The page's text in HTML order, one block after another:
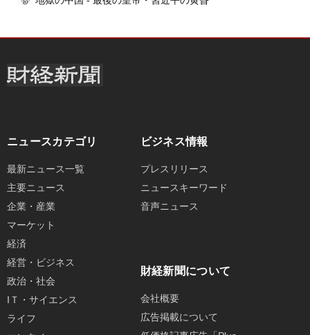
ニュースカテゴリ
最新ニュース一覧
主要ニュース
企業・産業
マーケット
経済
経営・ビジネス
政治・社会
IＴ・サイエンス
ライフ
ビジネス情報
プレスリリース
ニュースキーワード
音声ニュース
財経新聞について
会社概要
広告掲載について